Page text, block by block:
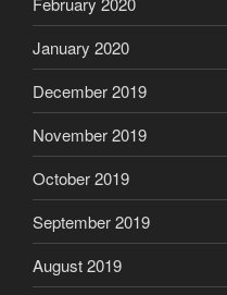
January 2020
December 2019
November 2019
October 2019
September 2019
August 2019